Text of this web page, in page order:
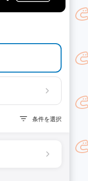
条件を選択